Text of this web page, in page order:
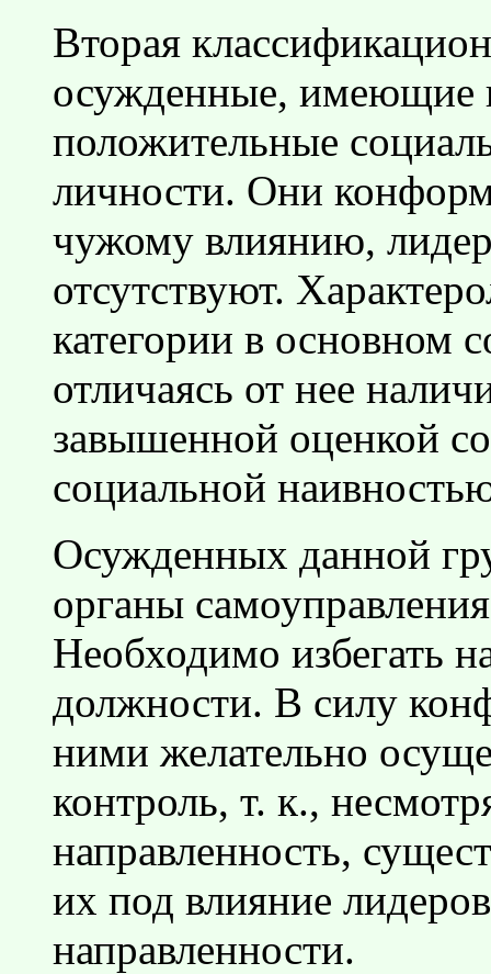
Вторая
осужденные, имеющие
положительные
личности. Они
чужому влиянию,
отсутствуют.
категории в основном
отличаясь от нее
завышенной оценкой
социальной
Осужденных данной
органы
Необходимо избегать
должности. В силу
ними желательно
контроль, т. к.,
направленность,
их под влияние
направленности.